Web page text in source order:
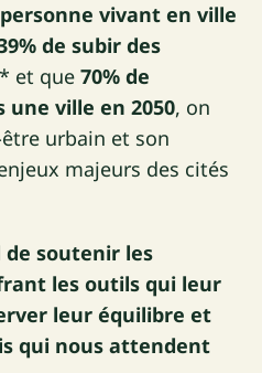
vivant en ville
de subir des
* et que 70% de
une ville en 2050, on
urbain et son
majeurs des cités
soutenir les
les outils qui leur
leur équilibre et
qui nous attendent